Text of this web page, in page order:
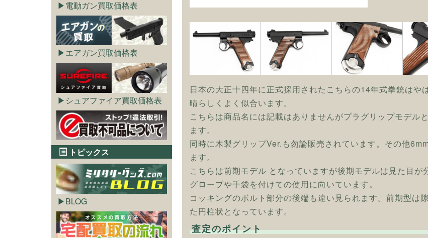
日本の大正十四年に正式採用されたこちらの14年式拳銃は
晴らしくよく似合います。
こちらは商品名には記載はありませんがプラグリップモデル
ます。
同時に木製グリップVer.も勿論販売されています。その他
ます。
こちらは前期モデル となっていますが後期モデルは見た目が
グローブや手袋を付けての使用に向いています。
コッキングのボルト部分の後端も違い見られます。前期型は
た円柱状となっています。
査定のポイント
電動ガン買取価格表
エアガン買取価格表
シュアファイア買取価格表
トピックス
BLOG